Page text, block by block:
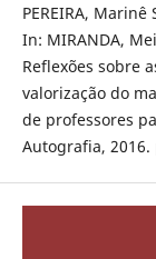
PEREIRA,
In: MIRANDA,
Reflexões sobre
valorização do
de professores
Autografia, 2016.